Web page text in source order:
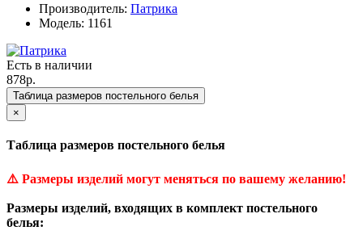
Производитель: Патрика
Модель: 1161
Есть в наличии
878р.
Таблица размеров постельного белья
×
Таблица размеров постельного белья
⚠️ Размеры изделий могут меняться по вашему желанию!
Размеры изделий, входящих в комплект постельного
белья: